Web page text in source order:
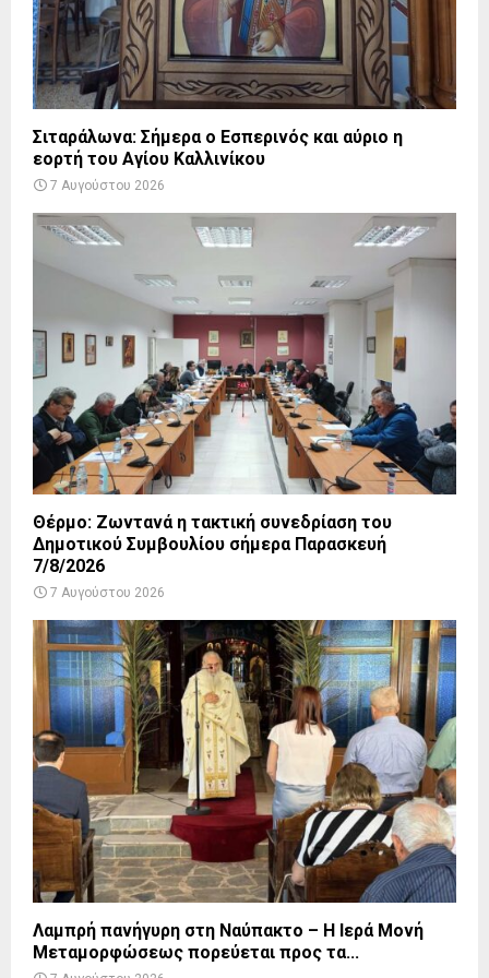
Σιταράλωνα: Σήμερα ο Εσπερινός και αύριο η
εορτή του Αγίου Καλλινίκου
7 Αυγούστου 2026
Θέρμο: Ζωντανά η τακτική συνεδρίαση του
Δημοτικού Συμβουλίου σήμερα Παρασκευή
7/8/2026
7 Αυγούστου 2026
Λαμπρή πανήγυρη στη Ναύπακτο – Η Ιερά Μονή
Μεταμορφώσεως πορεύεται προς τα...